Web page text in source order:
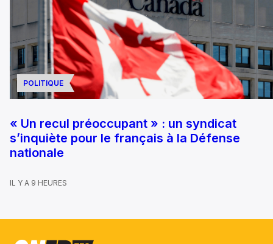
POLITIQUE
« Un recul préoccupant » : un syndicat
s’inquiète pour le français à la Défense
nationale
IL Y A 9 HEURES